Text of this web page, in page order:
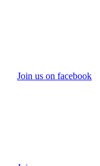
Join us on facebook